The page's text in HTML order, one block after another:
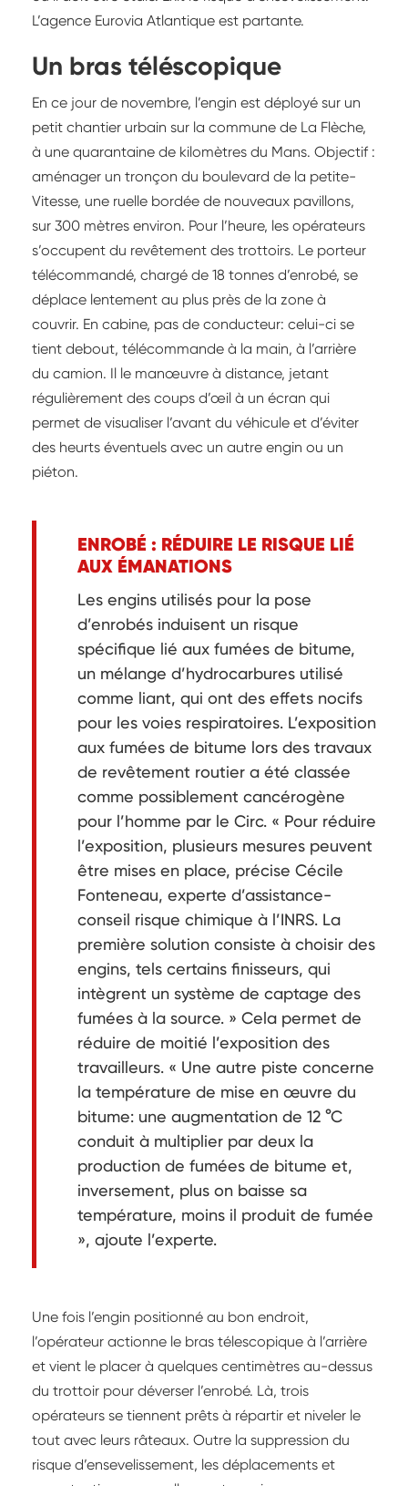
L’agence Eurovia Atlantique est partante.
Un bras téléscopique
En ce jour de novembre, l’engin est déployé sur un
petit chantier urbain sur la commune de La Flèche,
à une quarantaine de kilomètres du Mans. Objectif :
aménager un tronçon du boulevard de la petite-
Vitesse, une ruelle bordée de nouveaux pavillons,
sur 300 mètres environ. Pour l’heure, les opérateurs
s’occupent du revêtement des trottoirs. Le porteur
télécommandé, chargé de 18 tonnes d’enrobé, se
déplace lentement au plus près de la zone à
couvrir. En cabine, pas de conducteur: celui-ci se
tient debout, télécommande à la main, à l’arrière
du camion. Il le manœuvre à distance, jetant
régulièrement des coups d’œil à un écran qui
permet de visualiser l’avant du véhicule et d’éviter
des heurts éventuels avec un autre engin ou un
piéton.
ENROBÉ : RÉDUIRE LE RISQUE LIÉ
AUX ÉMANATIONS
Les engins utilisés pour la pose
d’enrobés induisent un risque
spécifique lié aux fumées de bitume,
un mélange d’hydrocarbures utilisé
comme liant, qui ont des effets nocifs
pour les voies respiratoires. L’exposition
aux fumées de bitume lors des travaux
de revêtement routier a été classée
comme possiblement cancérogène
pour l’homme par le Circ. « Pour réduire
l’exposition, plusieurs mesures peuvent
être mises en place, précise Cécile
Fonteneau, experte d’assistance-
conseil risque chimique à l’INRS. La
première solution consiste à choisir des
engins, tels certains finisseurs, qui
intègrent un système de captage des
fumées à la source. » Cela permet de
réduire de moitié l’exposition des
travailleurs. « Une autre piste concerne
la température de mise en œuvre du
bitume: une augmentation de 12 °C
conduit à multiplier par deux la
production de fumées de bitume et,
inversement, plus on baisse sa
température, moins il produit de fumée
», ajoute l’experte.
Une fois l’engin positionné au bon endroit,
l’opérateur actionne le bras télescopique à l’arrière
et vient le placer à quelques centimètres au-dessus
du trottoir pour déverser l’enrobé. Là, trois
opérateurs se tiennent prêts à répartir et niveler le
tout avec leurs râteaux. Outre la suppression du
risque d’ensevelissement, les déplacements et